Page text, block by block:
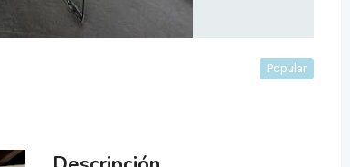
Popular